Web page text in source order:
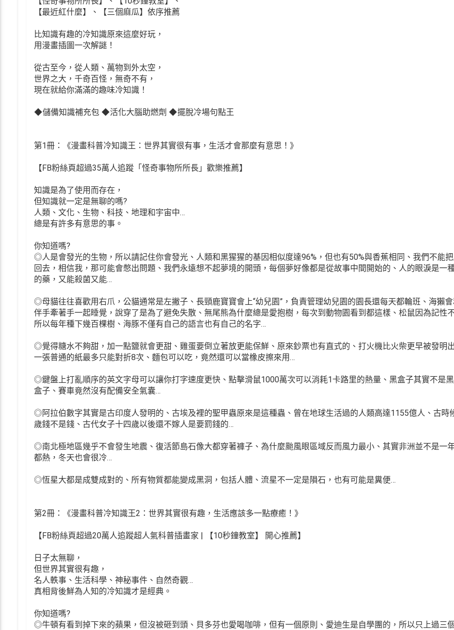
【最近紅什麼】、【三個麻瓜】依序推薦
比知識有趣的冷知識原來這麼好玩，
用漫畫插圖一次解謎！
從古至今，從人類、萬物到外太空，
世界之大，千奇百怪，無奇不有，
現在就給你滿滿的趣味冷知識！
◆儲備知識補充包 ◆活化大腦助燃劑 ◆擺脫冷場句點王
第1冊：《漫畫科普冷知識王：世界其實很有事，生活才會那麼有意思！》
【FB粉絲頁超過35萬人追蹤「怪奇事物所所長」歡樂推薦】
知識是為了使用而存在，
但知識就一定是無聊的嗎?
人類、文化、生物、科技、地理和宇宙中…
總是有許多有意思的事。
你知道嗎?
◎人是會發光的生物，所以請記住你會發光、人類和黑猩猩的基因相似度達96%，但也有50%與香蕉相同、我們不能
回去，相信我，那可能會憋出問題、我們永遠想不起夢境的開頭，每個夢好像都是從故事中間開始的、人的眼淚是一
的藥，又能殺菌又能…
◎母貓往往喜歡用右爪，公貓通常是左撇子、長頸鹿寶寶會上“幼兒園”，負責管理幼兒園的園長還每天都輪班、海獺會
伴手牽著手一起睡覺，說穿了是為了避免失散、無尾熊為什麼總是愛抱樹，每次到動物園看到都這樣、松鼠因為記性
所以每年種下幾百棵樹、海豚不僅有自己的語言也有自己的名字…
◎覺得糖水不夠甜，加一點鹽就會更甜、雞蛋要倒立著放更能保鮮、原來鈔票也有直式的、打火機比火柴更早被發明
一張普通的紙最多只能對折8次、麵包可以吃，竟然還可以當橡皮擦來用…
◎鍵盤上打亂順序的英文字母可以讓你打字速度更快、點擊滑鼠1000萬次可以消耗1卡路里的熱量、黑盒子其實不是
盒子、賽車竟然沒有配備安全氣囊…
◎阿拉伯數字其實是古印度人發明的、古埃及裡的聖甲蟲原來是這種蟲、曾在地球生活過的人類高達1155億人、古時
歲錢不是錢、古代女子十四歲以後還不嫁人是要罰錢的…
◎南北極地區幾乎不會發生地震、復活節島石像大都穿著褲子、為什麼颱風眼區域反而風力最小、其實非洲並不是一
都熱，冬天也會很冷…
◎恆星大都是成雙成對的、所有物質都能變成黑洞，包括人體、流星不一定是隕石，也有可能是糞便…
第2冊：《漫畫科普冷知識王2：世界其實很有趣，生活應該多一點療癒！》
【FB粉絲頁超過20萬人追蹤超人氣科普插畫家 | 【10秒鐘教室】 開心推薦】
日子太無聊，
但世界其實很有趣，
名人軼事、生活科學、神秘事件、自然奇觀…
真相背後鮮為人知的冷知識才是經典。
你知道嗎?
◎牛頓有看到掉下來的蘋果，但沒被砸到頭、貝多芬也愛喝咖啡，但有一個原則、愛迪生是自學團的，所以只上過三